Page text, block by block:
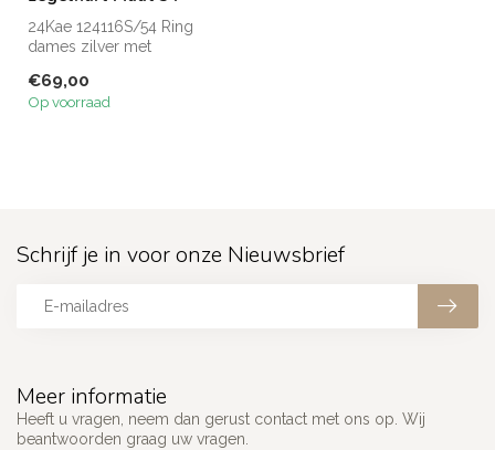
24Kae 124116S/54 Ring
dames zilver met
€69,00
Op voorraad
Meer informatie
Heeft u vragen, neem dan gerust contact met ons op. Wij
beantwoorden graag uw vragen.
Schrijf je in voor onze Nieuwsbrief